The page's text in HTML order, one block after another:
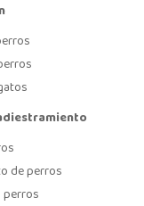
de perros
perros